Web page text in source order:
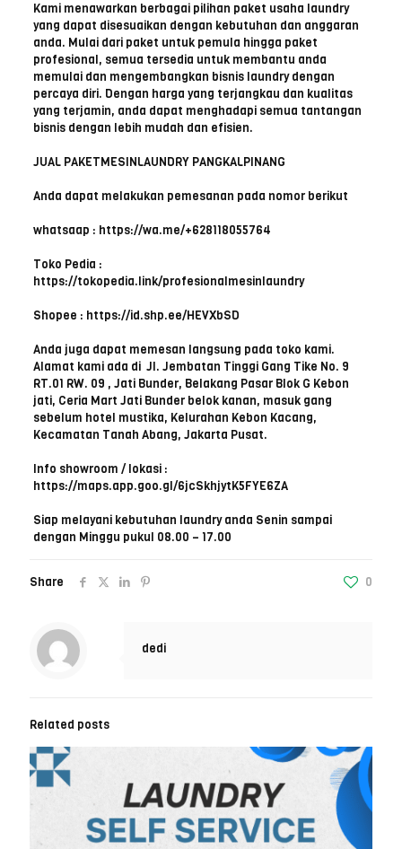
Kami menawarkan berbagai pilihan paket usaha laundry
yang dapat disesuaikan dengan kebutuhan dan anggaran
anda. Mulai dari paket untuk pemula hingga paket
profesional, semua tersedia untuk membantu anda
memulai dan mengembangkan bisnis laundry dengan
percaya diri. Dengan harga yang terjangkau dan kualitas
yang terjamin, anda dapat menghadapi semua tantangan
bisnis dengan lebih mudah dan efisien.
JUAL PAKETMESINLAUNDRY PANGKALPINANG
Anda dapat melakukan pemesanan pada nomor berikut
whatsaap : https://wa.me/+628118055764
Toko Pedia :
https://tokopedia.link/profesionalmesinlaundry
Shopee : https://id.shp.ee/HEVXbSD
Anda juga dapat memesan langsung pada toko kami.
Alamat kami ada di Jl. Jembatan Tinggi Gang Tike No. 9
RT.01 RW. 09 , Jati Bunder, Belakang Pasar Blok G Kebon
jati, Ceria Mart Jati Bunder belok kanan, masuk gang
sebelum hotel mustika, Kelurahan Kebon Kacang,
Kecamatan Tanah Abang, Jakarta Pusat.
Info showroom / lokasi :
https://maps.app.goo.gl/6jcSkhjytK5FYE6ZA
Siap melayani kebutuhan laundry anda Senin sampai
dengan Minggu pukul 08.00 – 17.00
Share 0
dedi
Related posts